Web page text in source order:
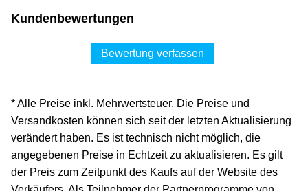
Kundenbewertungen
Bewertung verfassen
* Alle Preise inkl. Mehrwertsteuer. Die Preise und
Versandkosten können sich seit der letzten Aktualisierung
verändert haben. Es ist technisch nicht möglich, die
angegebenen Preise in Echtzeit zu aktualisieren. Es gilt
der Preis zum Zeitpunkt des Kaufs auf der Website des